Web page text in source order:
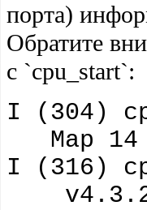
порта)
Обратите
с `cpu_start`:
I (304)
Мар 14
I (316)